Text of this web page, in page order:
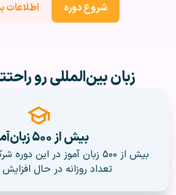
شروع دوره اطلاعات
زبان بین‌المللی رو
بیش از ۵۰۰ زبان‌آموز
بیش از ۵۰۰ زبان آموز در این
تعداد روزانه در حال